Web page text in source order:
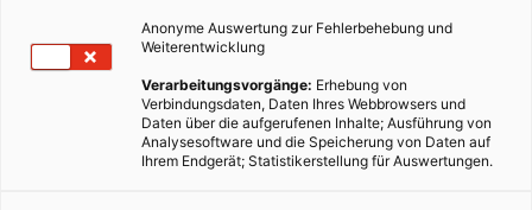
Anonyme Auswertung zur Fehlerbehebung und
Weiterentwicklung
Verarbeitungsvorgänge: Erhebung von
Verbindungsdaten, Daten Ihres Webbrowsers und
Daten über die aufgerufenen Inhalte; Ausführung von
Analysesoftware und die Speicherung von Daten auf
Ihrem Endgerät; Statistikerstellung für Auswertungen.